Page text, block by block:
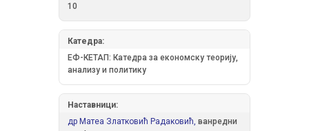
10
Катедра:
ЕФ-КЕТАП: Катедра за економску теорију,
анализу и политику
Наставници:
др Матеа Златковић Радаковић, ванредни